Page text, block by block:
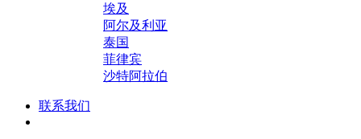
埃及
阿尔及利亚
泰国
菲律宾
沙特阿拉伯
联系我们